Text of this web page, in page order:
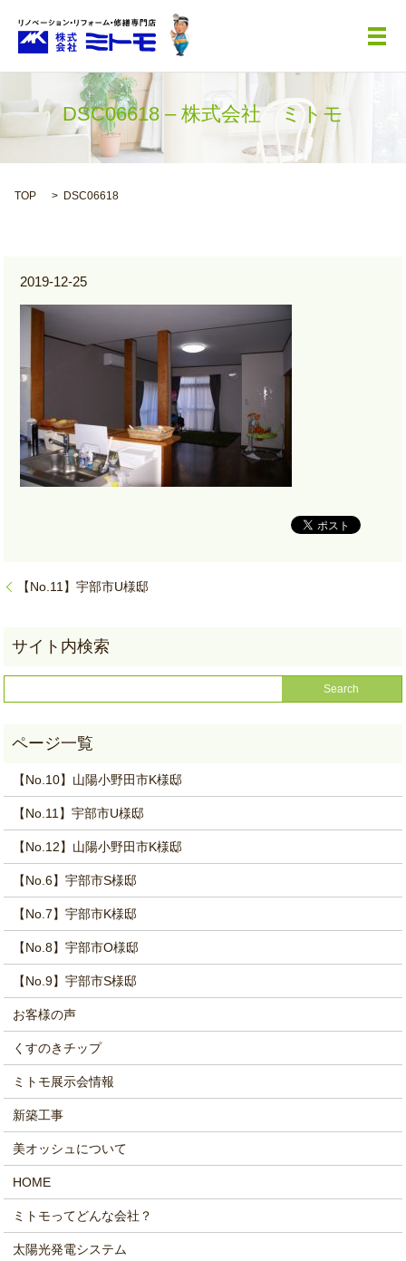
メ
DSC06618 – 株式会社 ミトモ
TOP DSC06618
2019-12-25
【No.11】宇部市U様邸
【No.10】山陽小野田市K様邸
【No.11】宇部市U様邸
【No.12】山陽小野田市K様邸
【No.6】宇部市S様邸
【No.7】宇部市K様邸
【No.8】宇部市O様邸
【No.9】宇部市S様邸
お客様の声
くすのきチップ
ミトモ展示会情報
新築工事
美オッシュについて
HOME
ミトモってどんな会社？
太陽光発電システム